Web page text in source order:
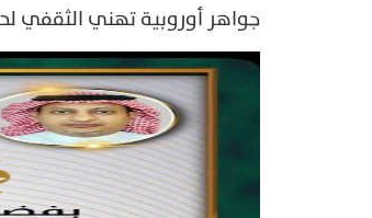
جواهر أوروبية تهني الثقفي